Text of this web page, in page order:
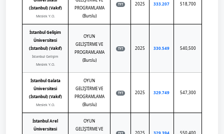
(İstanbul) (Vakıf)
Meslek Y.O.
PROGRAMLAMA
(Burslu)
TYT 2025 333.207 518,700
İstanbul Gelişim
Üniversitesi
(İstanbul) (Vakıf)
İstanbul Gelişim
Meslek Y.O.
OYUN
GELİŞTİRME VE
PROGRAMLAMA
(Burslu)
TYT 2025 330.549 540,500
İstanbul Galata
Üniversitesi
(İstanbul) (Vakıf)
Meslek Y.O.
OYUN
GELİŞTİRME VE
PROGRAMLAMA
(Burslu)
TYT 2025 329.749 547,300
İstanbul Arel
Üniversitesi
OYUN
GELİŞTİRME VE
2025 329.394 550,400